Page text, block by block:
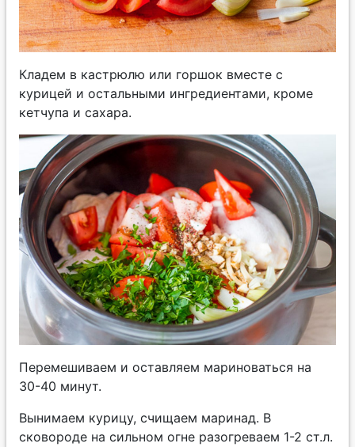
Кладем в кастрюлю или горшок вместе с
курицей и остальными ингредиентами, кроме
кетчупа и сахара.
Перемешиваем и оставляем мариноваться на
30-40 минут.
Вынимаем курицу, счищаем маринад. В
сковороде на сильном огне разогреваем 1-2 ст.л.